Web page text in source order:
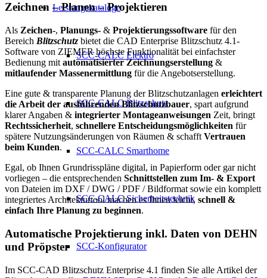
Leistungskataloge
SCC-CALC Elektro
SCC-CALC Blitzschutz
SCC-CALC Smarthome
SCC-CALC Sicherheitstechnik
SCC-Konfigurator
Zeichnen – Planen – Projektieren
Als Zeichen-, Planungs- & Projektierungssoftware für den
Bereich Blitzschutz bietet die CAD Enterprise Blitzschutz 4.1-
Software von ZIEMER höchste Funktionalität bei einfachster
Bedienung mit automatisierter Zeichnungserstellung &
mitlaufender Massenermittlung für die Angebotserstellung.
Eine gute & transparente Planung der Blitzschutzanlagen erleichtert
die Arbeit der ausführenden Blitzschutzbauer, spart aufgrund
klarer Angaben & integrierter Montageanweisungen Zeit, bringt
Rechtssicherheit, schnellere Entscheidungsmöglichkeiten für
spätere Nutzungsänderungen von Räumen & schafft Vertrauen
beim Kunden.
Egal, ob Ihnen Grundrisspläne digital, in Papierform oder gar nicht
vorliegen – die entsprechenden Schnittstellen zum Im- & Export
von Dateien im DXF / DWG / PDF / Bildformat sowie ein komplett
integriertes Architekturtool machen es Ihnen leicht, schnell &
einfach Ihre Planung zu beginnen.
Automatische Projektierung inkl. Daten von DEHN
und Pröpster
Im SCC-CAD Blitzschutz Enterprise 4.1 finden Sie alle Artikel der